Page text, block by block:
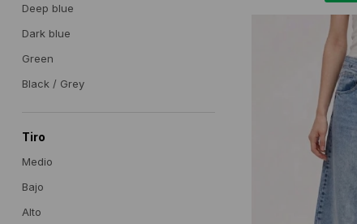
Deep blue
Dark blue
Green
Black / Grey
Tiro
Medio
Bajo
Alto